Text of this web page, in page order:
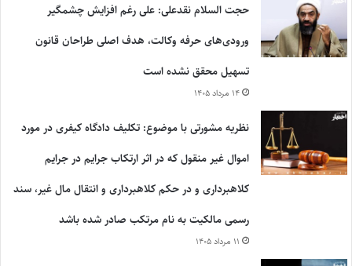
حجت السلام نقدعلی: علی رغم افزایش چشمگیر
ورودی‌های حرفه وکالت، هدف اصلی طراحان قانون
تسهیل محقق نشده است
۱۴ مرداد ۱۴۰۵
نظریه مشورتی با موضوع: تکلیف دادگاه کیفری در مورد
اموال غیر منقول که در اثر ارتکاب جرایم در جرایم
کلاهبرداری و در حکم کلاهبرداری و انتقال مال غیر، سند
رسمی مالکیت به نام مرتکب صادر شده باشد
۱۱ مرداد ۱۴۰۵